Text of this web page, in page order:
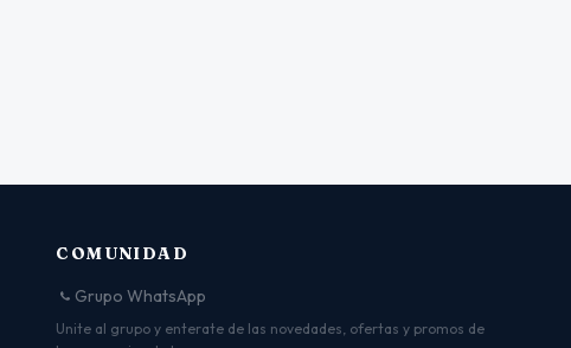
COMUNIDAD
Grupo WhatsApp
Unite al grupo y enterate de las novedades, ofertas y promos de